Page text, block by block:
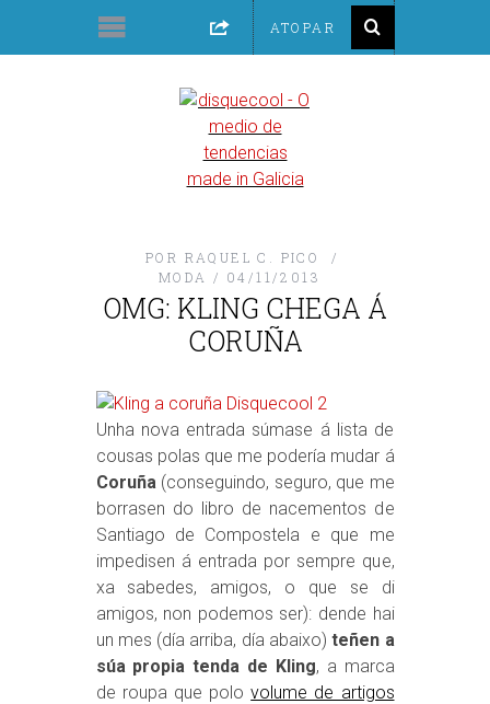
POR RAQUEL C. PICO
MODA
04/11/2013
OMG: KLING CHEGA Á
CORUÑA
Unha nova entrada súmase á lista de
cousas polas que me podería mudar á
Coruña(conseguindo, seguro, que me
borrasen do libro de nacementos de
Santiago de Compostela e que me
impedisen á entrada por sempre que,
xa sabedes, amigos, o que se di
amigos, non podemos ser): dende hai
un mes (día arriba, día abaixo)teñen a
súa propia tenda de Kling, a marca
de roupa que polovolume de artigos